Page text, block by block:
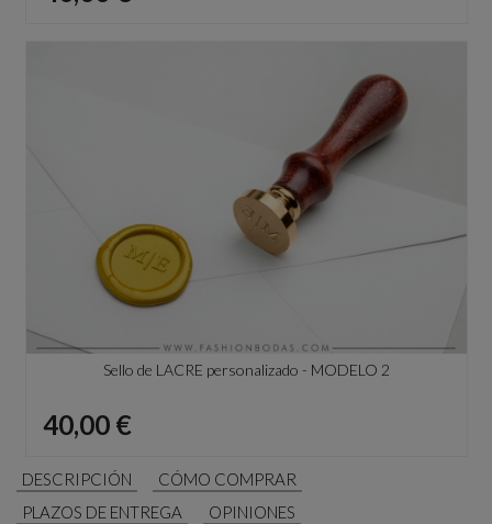
Sello de LACRE personalizado - MODELO 2
Precio
40,00 €
DESCRIPCIÓN
CÓMO COMPRAR
PLAZOS DE ENTREGA
OPINIONES